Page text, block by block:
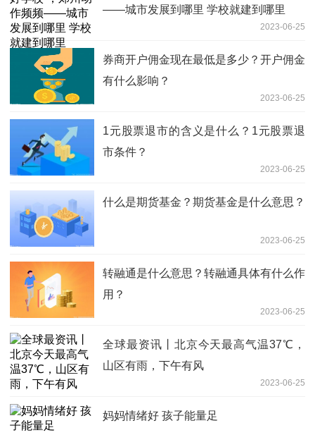
——城市发展到哪里 学校就建到哪里
2023-06-25
券商开户佣金现在最低是多少？开户佣金
有什么影响？
2023-06-25
1元股票退市的含义是什么？1元股票退
市条件？
2023-06-25
什么是期货基金？期货基金是什么意思？
2023-06-25
转融通是什么意思？转融通具体有什么作
用？
2023-06-25
全球最资讯丨北京今天最高气温37℃，
山区有雨，下午有风
2023-06-25
妈妈情绪好 孩子能量足